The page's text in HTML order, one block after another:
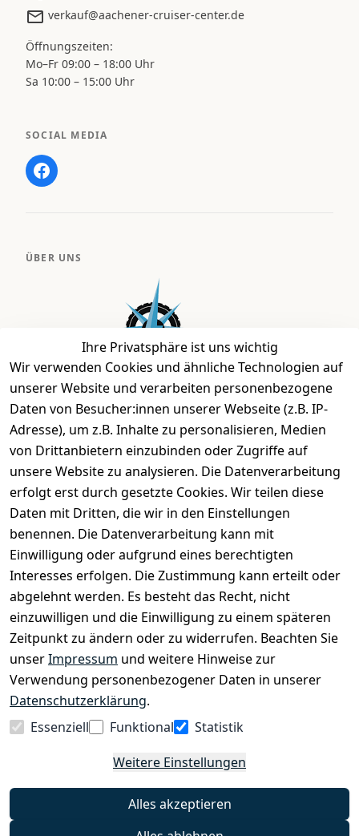
Ihre Privatsphäre ist uns wichtig
Wir verwenden Cookies und ähnliche Technologien auf
unserer Website und verarbeiten personenbezogene
Daten von Besucher:innen unserer Webseite (z.B. IP-
Adresse), um z.B. Inhalte zu personalisieren, Medien
von Drittanbietern einzubinden oder Zugriffe auf
unsere Website zu analysieren. Die Datenverarbeitung
erfolgt erst durch gesetzte Cookies. Wir teilen diese
Daten mit Dritten, die wir in den Einstellungen
benennen. Die Datenverarbeitung kann mit
Einwilligung oder aufgrund eines berechtigten
Interesses erfolgen. Die Zustimmung kann erteilt oder
abgelehnt werden. Es besteht das Recht, nicht
einzuwilligen und die Einwilligung zu einem späteren
Zeitpunkt zu ändern oder zu widerrufen. Beachten Sie
unserImpressum und weitere Hinweise zur
Verwendung personenbezogener Daten in unserer
Datenschutzerklärung.
Essenziell
Funktional
Statistik
Weitere Einstellungen
Alles akzeptieren
verkauf@aachener-cruiser-center.de
Öffnungszeiten:
Mo–Fr 09:00 – 18:00 Uhr
Sa 10:00 – 15:00 Uhr
SOCIAL MEDIA
ÜBER UNS
Bei uns findest Du das richtige Fahrgefühl. Auf über
2.400 m² bieten wir Dir die beste Beratung zu
Kinderfahrrädern über E-MTBs bis hin zu
Lastenfahrrädern und Elektrorollern.
EINKAUFEN
› Fahrrad Aachen
› Zahlungs- und Versandbedingungen
INFORMATIONEN
› Batteriehinweis
› Widerrufsrecht
Impressum